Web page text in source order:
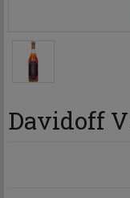
Davidoff